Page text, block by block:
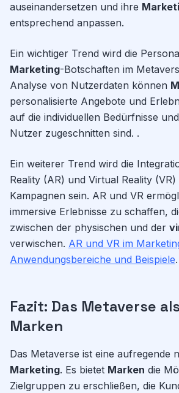
auseinandersetzen und ihre
entsprechend anpassen.
Ein wichtiger Trend wird die
Marketing-Botschaften im
Analyse von Nutzerdaten können
personalisierte Angebote und
auf die individuellen Bedürfnisse
Nutzer zugeschnitten sind. .
Ein weiterer Trend wird die
Reality (AR) und Virtual Reality (VR)
Kampagnen sein. AR und VR
immersive Erlebnisse zu schaffen,
zwischen der physischen und der
verwischen. AR und VR im
Anwendungsbereiche und Beispiele.
Fazit: Das Metaverse
Marken
Das Metaverse ist eine aufregende
Marketing. Es bietet Marken die
Zielgruppen zu erschließen, die